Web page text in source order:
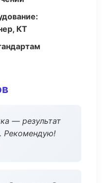
КТ
— результат
Рекомендую!